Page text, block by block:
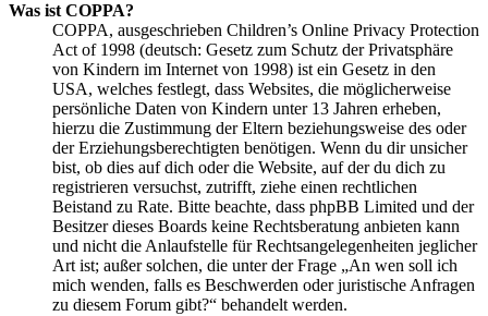
Was ist COPPA?
COPPA, ausgeschrieben Children’s Online Privacy Protection
Act of 1998 (deutsch: Gesetz zum Schutz der Privatsphäre
von Kindern im Internet von 1998) ist ein Gesetz in den
USA, welches festlegt, dass Websites, die möglicherweise
persönliche Daten von Kindern unter 13 Jahren erheben,
hierzu die Zustimmung der Eltern beziehungsweise des oder
der Erziehungsberechtigten benötigen. Wenn du dir unsicher
bist, ob dies auf dich oder die Website, auf der du dich zu
registrieren versuchst, zutrifft, ziehe einen rechtlichen
Beistand zu Rate. Bitte beachte, dass phpBB Limited und der
Besitzer dieses Boards keine Rechtsberatung anbieten kann
und nicht die Anlaufstelle für Rechtsangelegenheiten jeglicher
Art ist; außer solchen, die unter der Frage „An wen soll ich
mich wenden, falls es Beschwerden oder juristische Anfragen
zu diesem Forum gibt?“ behandelt werden.